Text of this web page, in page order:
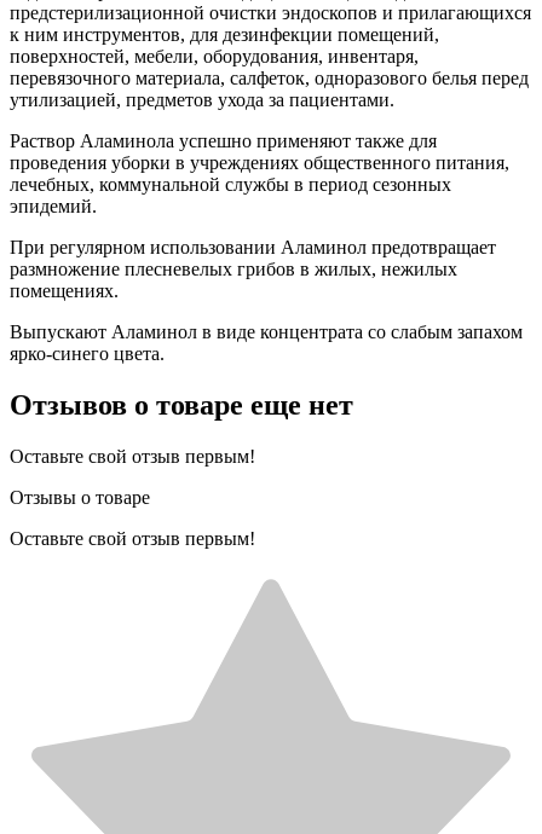
предстерилизационной очистки эндоскопов и прилагающихся
к ним инструментов, для дезинфекции помещений,
поверхностей, мебели, оборудования, инвентаря,
перевязочного материала, салфеток, одноразового белья перед
утилизацией, предметов ухода за пациентами.
Раствор Аламинола успешно применяют также для
проведения уборки в учреждениях общественного питания,
лечебных, коммунальной службы в период сезонных
эпидемий.
При регулярном использовании Аламинол предотвращает
размножение плесневелых грибов в жилых, нежилых
помещениях.
Выпускают Аламинол в виде концентрата со слабым запахом
ярко-синего цвета.
Отзывов о товаре еще нет
Оставьте свой отзыв первым!
Отзывы о товаре
Оставьте свой отзыв первым!